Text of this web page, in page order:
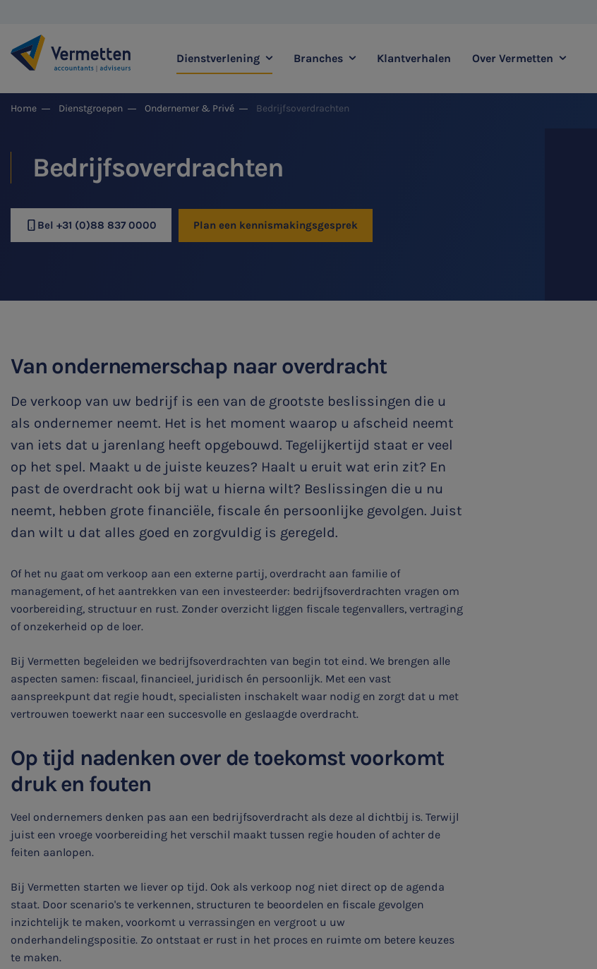
|
Dienstverlening
Meest gezochte thema's
Corporate Finance
Ondernemer & Privé
Bekijk alle diensten
Branches Klantverhalen Over Vermetten
Home Dienstgroepen Ondernemer & Privé Bedrijfsoverdrachten
Bedrijfsoverdrachten
Bel +31 (0)88 837 0000 Plan een kennismakingsgesprek
Van ondernemerschap naar overdracht
De verkoop van uw bedrijf is een van de grootste beslissingen die u
als ondernemer neemt. Het is het moment waarop u afscheid neemt
van iets dat u jarenlang heeft opgebouwd. Tegelijkertijd staat er veel
op het spel. Maakt u de juiste keuzes? Haalt u eruit wat erin zit? En
past de overdracht ook bij wat u hierna wilt? Beslissingen die u nu
neemt, hebben grote financiële, fiscale én persoonlijke gevolgen. Juist
dan wilt u dat alles goed en zorgvuldig is geregeld.
Of het nu gaat om verkoop aan een externe partij, overdracht aan familie of
management, of het aantrekken van een investeerder: bedrijfsoverdrachten vragen om
voorbereiding, structuur en rust. Zonder overzicht liggen fiscale tegenvallers, vertraging
of onzekerheid op de loer.
Bij Vermetten begeleiden we bedrijfsoverdrachten van begin tot eind. We brengen alle
aspecten samen: fiscaal, financieel, juridisch én persoonlijk. Met een vast
aanspreekpunt dat regie houdt, specialisten inschakelt waar nodig en zorgt dat u met
vertrouwen toewerkt naar een succesvolle en geslaagde overdracht.
Op tijd nadenken over de toekomst voorkomt
druk en fouten
Veel ondernemers denken pas aan een bedrijfsoverdracht als deze al dichtbij is. Terwijl
juist een vroege voorbereiding het verschil maakt tussen regie houden of achter de
feiten aanlopen.
Bij Vermetten starten we liever op tijd. Ook als verkoop nog niet direct op de agenda
staat. Door scenario's te verkennen, structuren te beoordelen en fiscale gevolgen
inzichtelijk te maken, voorkomt u verrassingen en vergroot u uw
onderhandelingspositie. Zo ontstaat er rust in het proces en ruimte om betere keuzes
te maken.